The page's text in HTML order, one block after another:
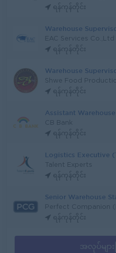
ရန်ကုန်တိုင်း
Warehouse
EAC Services Co.,Ltd
ရန်ကုန်တိုင်း
Warehouse
Shwe Food
ရန်ကုန်တိုင်း
Assistant
CB Bank
ရန်ကုန်တိုင်း
Logistics Executive
Talent Experts
ရန်ကုန်တိုင်း
Senior Warehouse
Perfect Companion
ရန်ကုန်တိုင်း
အလုပ်မျာ